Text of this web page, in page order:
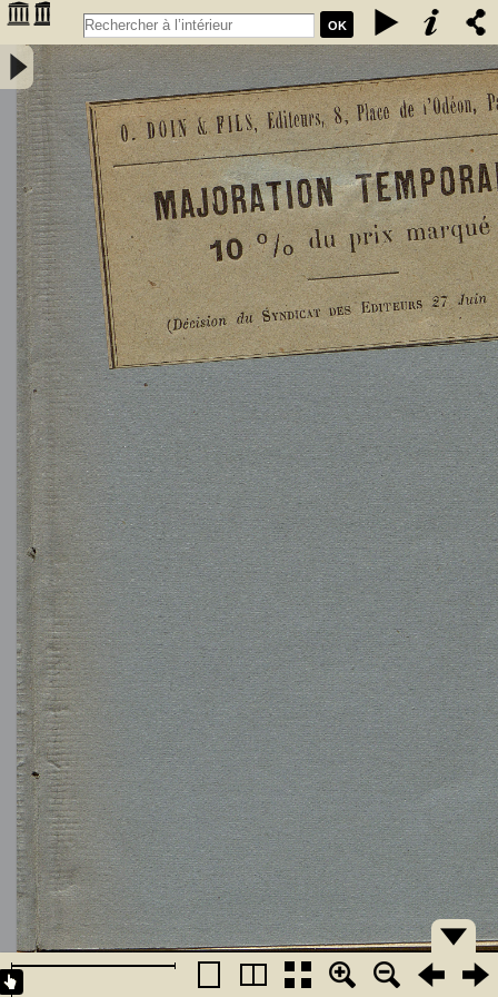
OK
L'Astronomie, observations, théorie et vulgarisation générale / par
Marcel Moye,... - Moye, Marcel (1873-1939). Auteur